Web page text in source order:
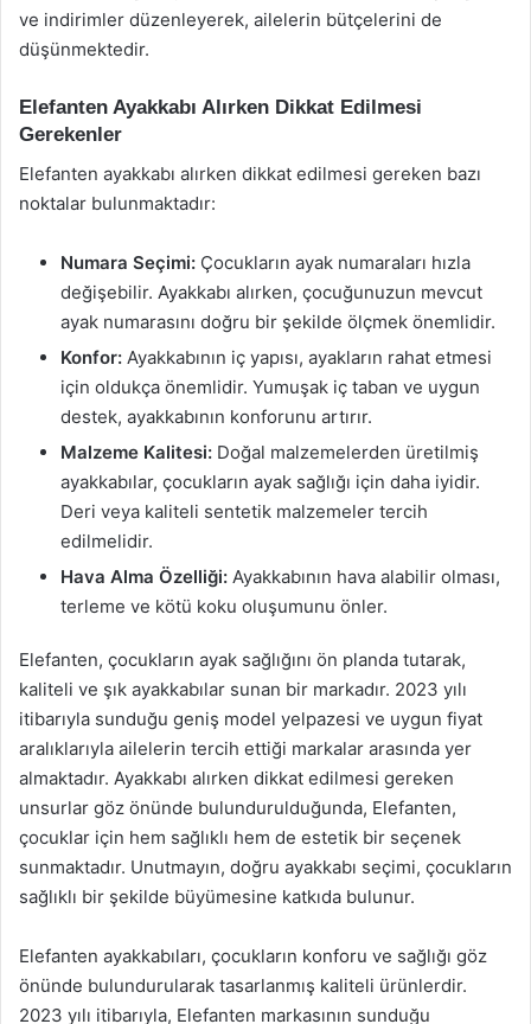
ve indirimler düzenleyerek, ailelerin bütçelerini de
düşünmektedir.
Elefanten Ayakkabı Alırken Dikkat Edilmesi
Gerekenler
Elefanten ayakkabı alırken dikkat edilmesi gereken bazı
noktalar bulunmaktadır:
Numara Seçimi: Çocukların ayak numaraları hızla
değişebilir. Ayakkabı alırken, çocuğunuzun mevcut
ayak numarasını doğru bir şekilde ölçmek önemlidir.
Konfor: Ayakkabının iç yapısı, ayakların rahat etmesi
için oldukça önemlidir. Yumuşak iç taban ve uygun
destek, ayakkabının konforunu artırır.
Malzeme Kalitesi: Doğal malzemelerden üretilmiş
ayakkabılar, çocukların ayak sağlığı için daha iyidir.
Deri veya kaliteli sentetik malzemeler tercih
edilmelidir.
Hava Alma Özelliği: Ayakkabının hava alabilir olması,
terleme ve kötü koku oluşumunu önler.
Elefanten, çocukların ayak sağlığını ön planda tutarak,
kaliteli ve şık ayakkabılar sunan bir markadır. 2023 yılı
itibarıyla sunduğu geniş model yelpazesi ve uygun fiyat
aralıklarıyla ailelerin tercih ettiği markalar arasında yer
almaktadır. Ayakkabı alırken dikkat edilmesi gereken
unsurlar göz önünde bulundurulduğunda, Elefanten,
çocuklar için hem sağlıklı hem de estetik bir seçenek
sunmaktadır. Unutmayın, doğru ayakkabı seçimi, çocukların
sağlıklı bir şekilde büyümesine katkıda bulunur.
Elefanten ayakkabıları, çocukların konforu ve sağlığı göz
önünde bulundurularak tasarlanmış kaliteli ürünlerdir.
2023 yılı itibarıyla, Elefanten markasının sunduğu